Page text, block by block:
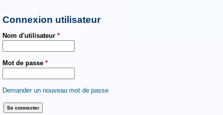
Connexion utilisateur
Nom d'utilisateur *
Mot de passe *
Demander un nouveau mot de passe